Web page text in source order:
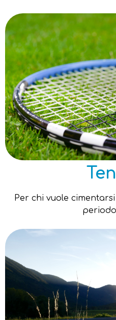
Per chi vuole